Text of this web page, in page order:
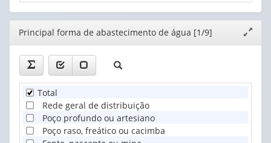
Editor
janela
Principal forma de abastecimento de água [1/9]
Total
Rede geral de distribuição
Poço profundo ou artesiano
Poço raso, freático ou cacimba